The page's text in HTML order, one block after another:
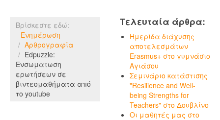
Βρίσκεστε εδώ:
Ενημέρωση
Αρθρογραφία
Edpuzzle:
Ενσωματωση
ερωτήσεων σε
βιντεομαθήματα από
το youtube
Τελευταία άρθρα:
Ημερίδα διάχυσης
αποτελεσμάτων
Erasmus+ στο γυμνάσιο
Αγιάσου
Σεμινάριο κατάστισης
"Resilience and Well-
being Strengths for
Teachers" στο Δουβλίνο
Οι μαθητές μας στο